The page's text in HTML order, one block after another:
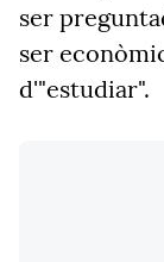
ser
ser
d'"estudiar".